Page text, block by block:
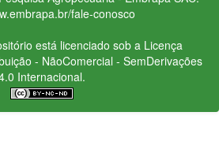
fale-conosco
está licenciado sob a Licença
- NãoComercial - SemDerivações
Internacional.